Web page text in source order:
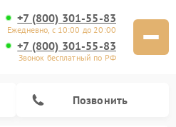
+7 (800) 301-55-83
Ежедневно, с 10:00 до 20:00
+7 (800) 301-55-83
Звонок бесплатный по РФ
Позвонить